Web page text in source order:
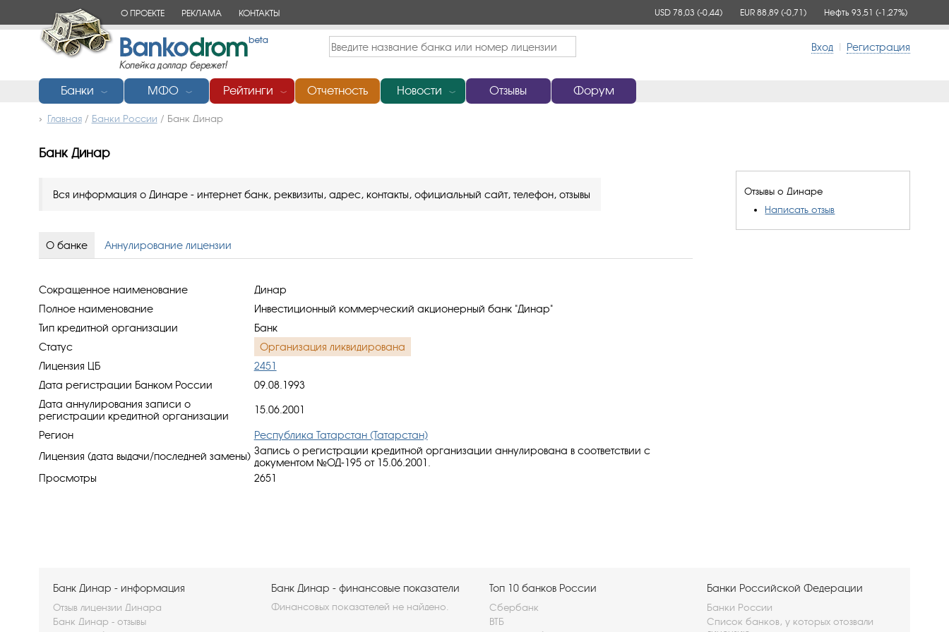
О ПРОЕКТЕ РЕКЛАМА КОНТАКТЫ USD 78,03 (-0,44) EUR 88,89 (-0,71) Нефть 93,51 (-1,27%)
Вход | Регистрация
Банки ﹀ МФО ﹀ Рейтинги ﹀ Отчетность Новости ﹀ Отзывы Форум
Главная/ Банки России / Банк Динар
Банк Динар
Отзывы о Динаре
Написать отзыв
Вся информация о Динаре - интернет банк, реквизиты, адрес, контакты, официальный сайт, телефон, отзывы
О банке Аннулирование лицензии
Сокращенное наименование
Динар
Полное наименование
Инвестиционный коммерческий акционерный банк "Динар"
Тип кредитной организации
Банк
Статус
Организация ликвидирована
Лицензия ЦБ
2451
Дата регистрации Банком России
09.08.1993
Дата аннулирования записи о
регистрации кредитной организации
15.06.2001
Регион
Республика Татарстан (Татарстан)
Лицензия (дата выдачи/последней замены) Запись о регистрации кредитной организации аннулирована в соответствии с
документом №ОД-195 от 15.06.2001.
Просмотры
2651
Банк Динар - информация
Отзыв лицензии Динара
Банк Динар - отзывы
Банк Динар - финансовые показатели
Финансовых показателей не найдено.
Топ 10 банков России
Сбербанк
ВТБ
Банки Российской Федерации
Банки России
Список банков, у которых отозвали